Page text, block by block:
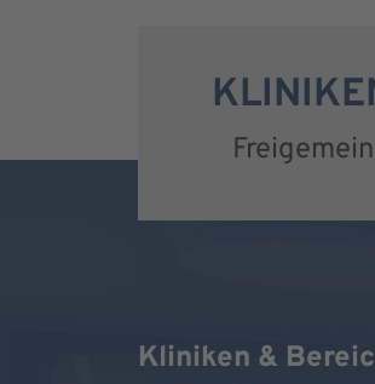
Kliniken &